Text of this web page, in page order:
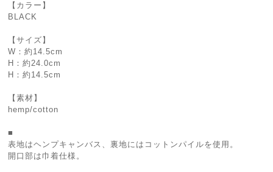
【カラー】
BLACK
【サイズ】
W：約14.5cm
H：約24.0cm
H：約14.5cm
【素材】
hemp/cotton
■
表地はヘンプキャンバス、裏地にはコットンパイルを使用。
開口部は巾着仕様。